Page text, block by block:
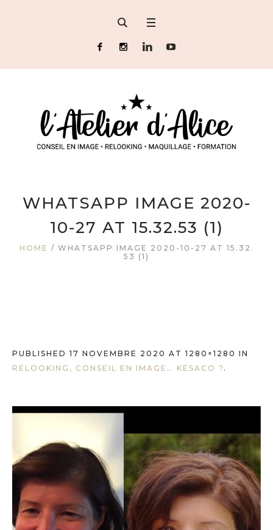
WHATSAPP IMAGE 2020-
10-27 AT 15.32.53 (1)
HOME / WHATSAPP IMAGE 2020-10-27 AT 15.32.
53 (1)
PUBLISHED 17 NOVEMBRE 2020 AT 1280×1280 IN
RELOOKING, CONSEIL EN IMAGE… KESACO ? .